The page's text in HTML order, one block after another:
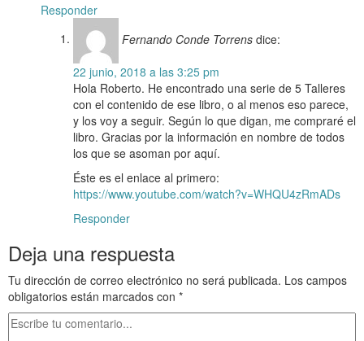
Responder
Fernando Conde Torrens dice:
22 junio, 2018 a las 3:25 pm
Hola Roberto. He encontrado una serie de 5 Talleres
con el contenido de ese libro, o al menos eso parece,
y los voy a seguir. Según lo que digan, me compraré el
libro. Gracias por la información en nombre de todos
los que se asoman por aquí.
Éste es el enlace al primero:
https://www.youtube.com/watch?v=WHQU4zRmADs
Responder
Deja una respuesta
Tu dirección de correo electrónico no será publicada. Los campos
obligatorios están marcados con *